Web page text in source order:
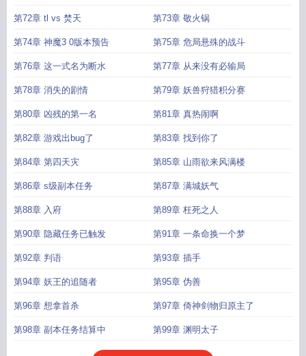
第72章 tl vs 焚天 第73章 敬火锅
第74章 神魔3 0版本预告 第75章 危局悬殊的战斗
第76章 这一式名为断水 第77章 从来没有必输局
第78章 消失的剧情 第79章 妖兽狩猎积分赛
第80章 凶残的第一名 第81章 真热闹啊
第82章 游戏出bug了 第83章 找到你了
第84章 第四天灾 第85章 山雨欲来风满楼
第86章 s级副本任务 第87章 满城妖气
第88章 入府 第89章 枉死之人
第90章 隐藏任务已触发 第91章 一条命换一个梦
第92章 判语 第93章 插手
第94章 妖王的追随者 第95章 伪善
第96章 想拿首杀 第97章 倚神剑物归原主了
第98章 副本任务结算中 第99章 渊明太子